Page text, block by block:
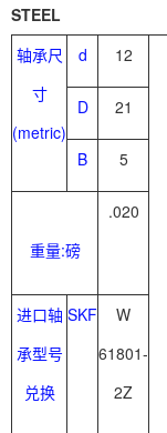
STEEL
轴承尺
寸
(metric)
d 12
D 21
B 5
重量:磅
.020
进口轴
承型号
兑换
SKF
W
61801-
2Z